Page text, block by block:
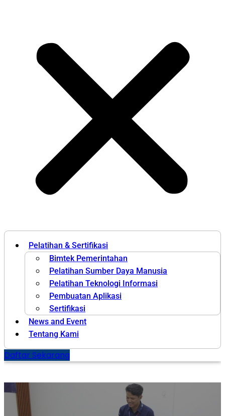
Pelatihan & Sertifikasi
Bimtek Pemerintahan
Pelatihan Sumber Daya Manusia
Pelatihan Teknologi Informasi
Pembuatan Aplikasi
Sertifikasi
News and Event
Tentang Kami
Daftar Sekarang